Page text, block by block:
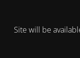
Site will be